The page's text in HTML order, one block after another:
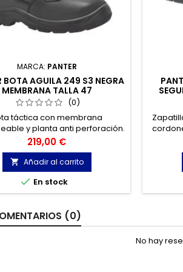
MARCA: PANTER
BOTA AGUILA 249 S3 NEGRA
MEMBRANA TALLA 47
(0)
táctica con membrana
y planta anti perforación.
térmico perfecto, apta para
tipo de clima. Indicada para
policías, vigilantes y
fuerzas de orden público.
Precio
219,00 €
 Añadir al carrito
 En stock
de
(0)
No hay